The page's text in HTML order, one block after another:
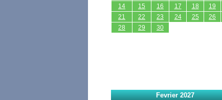
14
15 16 17 18 19
21
22 23 24 25 26
28
29 30
Fevrier 2027